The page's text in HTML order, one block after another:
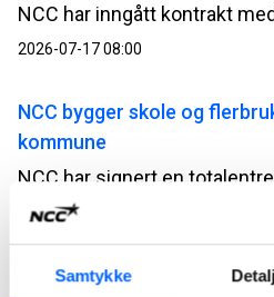
Samtykke
2026-07-17 08:00
NCC bygger skole og
kommune
2026-07-07 13:00
NCC bygger